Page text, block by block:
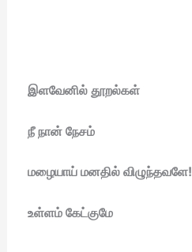
இளவேனில் தூறல்கள்
நீ நான் நேசம்
மழையாய் மனதில் விழுந்தவளே!
உள்ளம் கேட் குமே